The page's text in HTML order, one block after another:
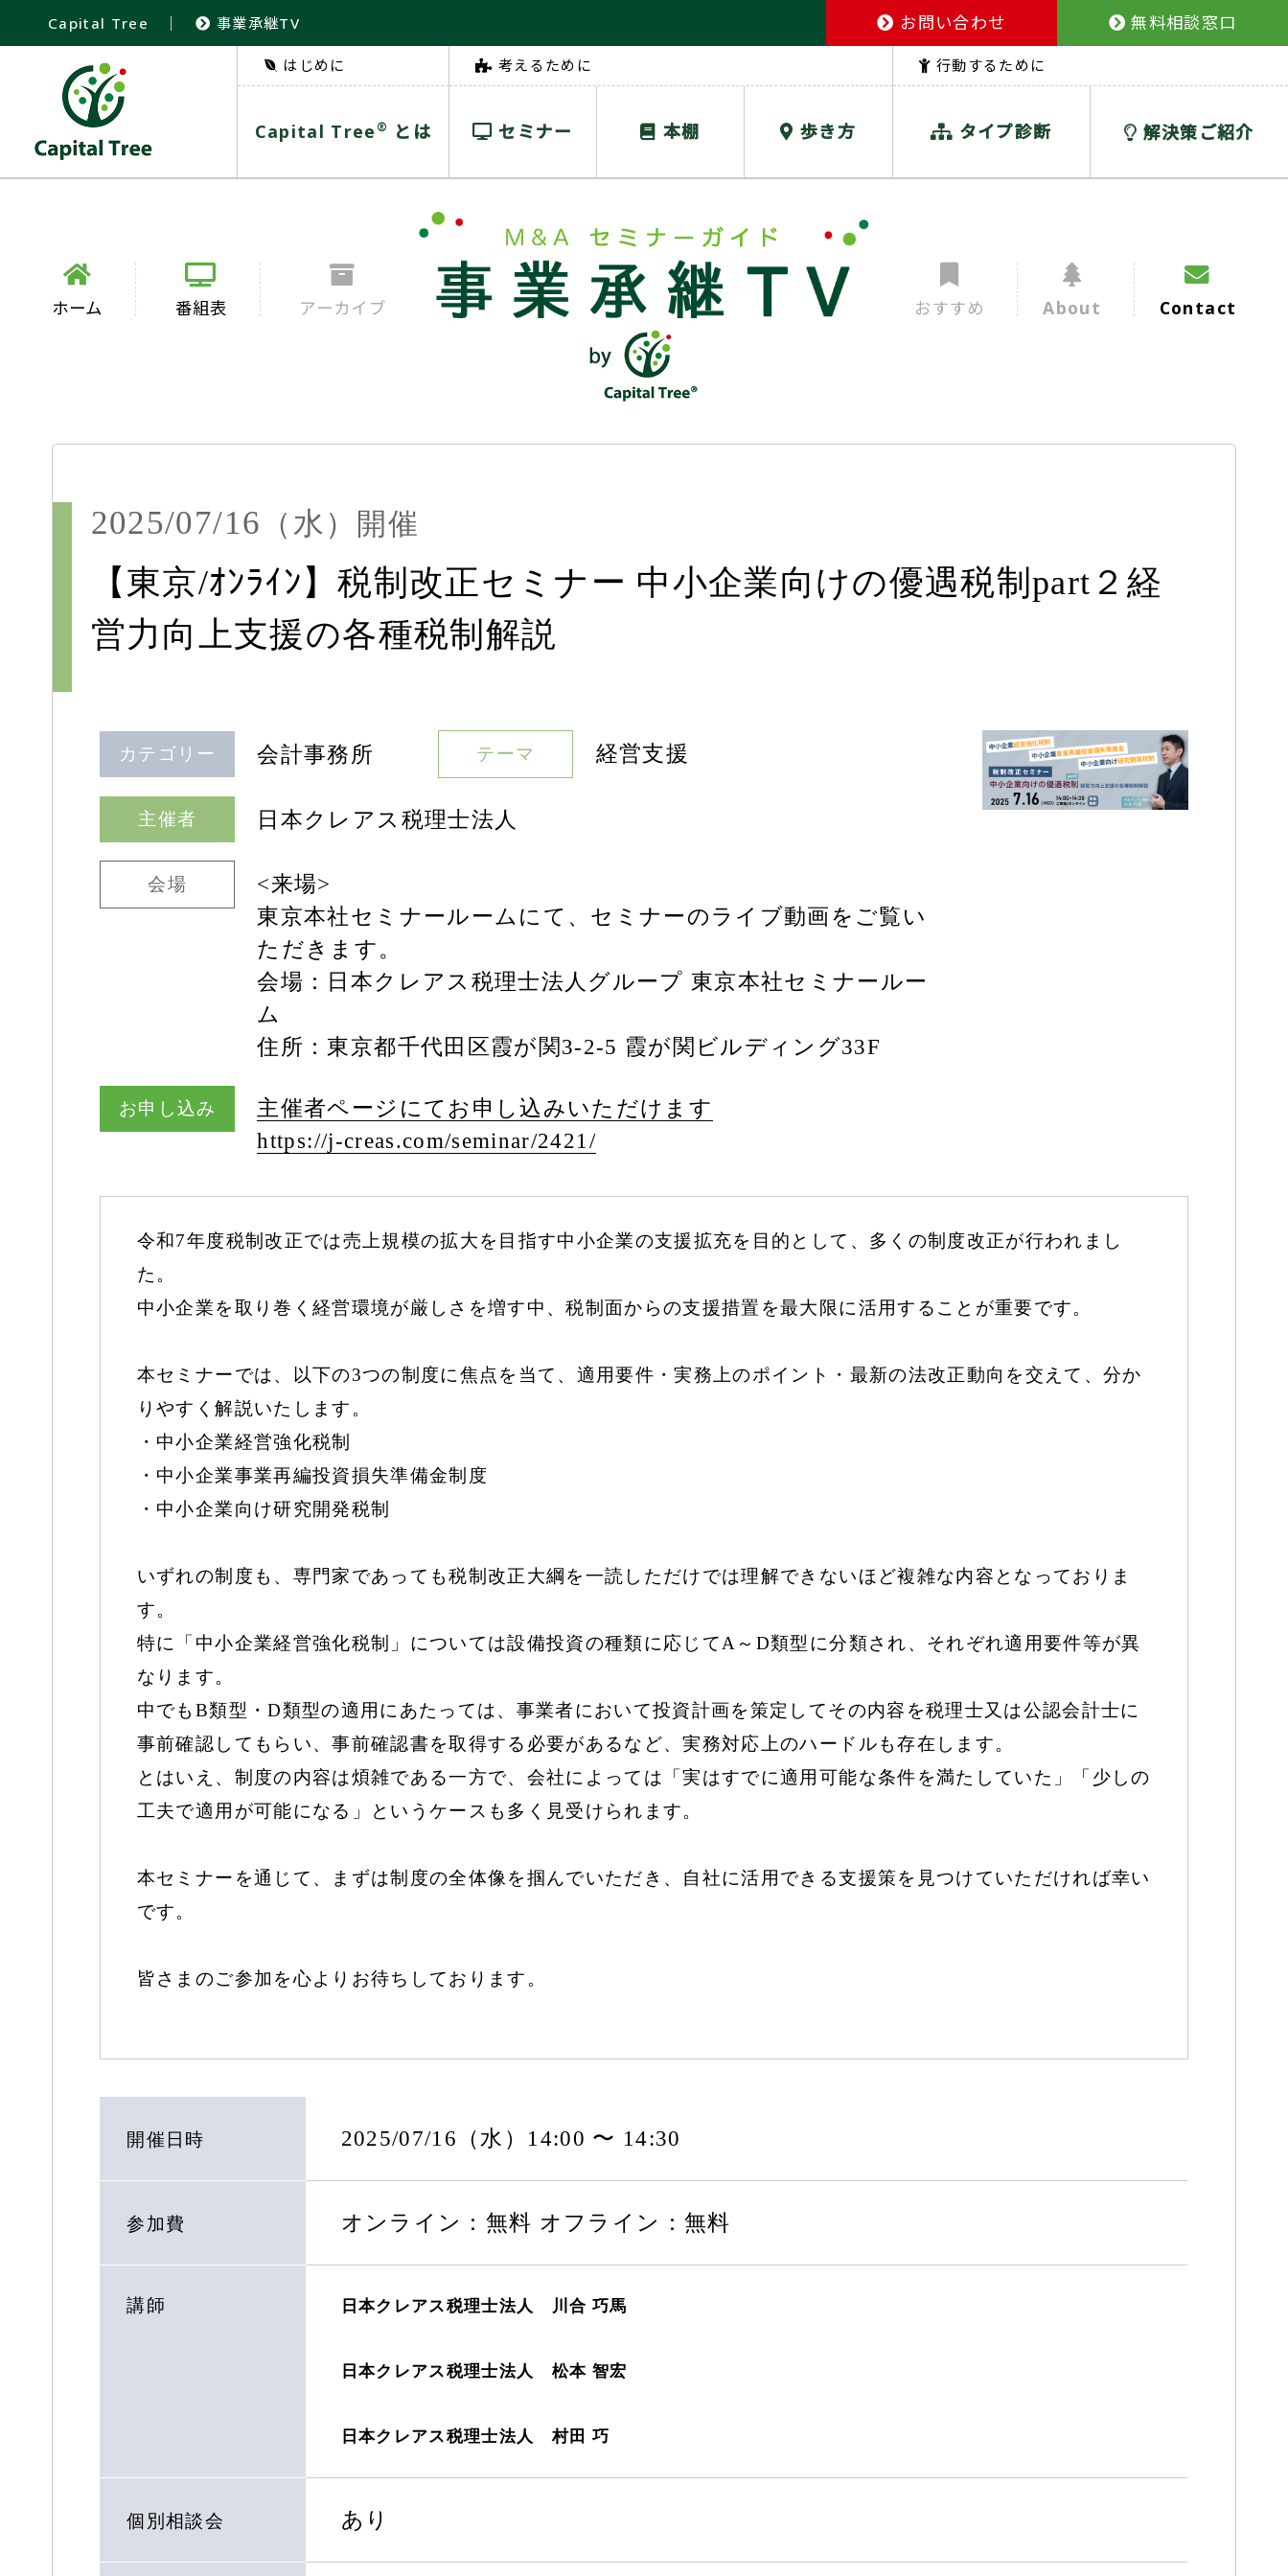
Capital Tree ｜ 事業承継TV お問い合わせ 無料相談窓口
はじめに
Capital Tree ® とは
考えるために
セミナー 本棚 歩き方
行動するために
タイプ診断 解決策ご紹介
ホーム 番組表 アーカイブ おすすめ About Contact
2025/07/16 （水） 開催
【東京/ｵﾝﾗｲﾝ】税制改正セミナー 中小企業向けの優遇税制part２経
営力向上支援の各種税制解説
カテゴリー 会計事務所 テーマ 経営支援
主催者 日本クレアス税理士法人
会場
<来場>
東京本社セミナールームにて、セミナーのライブ動画をご覧い
ただきます。
会場：日本クレアス税理士法人グループ 東京本社セミナールー
ム
住所：東京都千代田区霞が関3-2-5 霞が関ビルディング33F
お申し込み
主催者ページにてお申し込みいただけます
https://j-creas.com/seminar/2421/
令和7年度税制改正では売上規模の拡大を目指す中小企業の支援拡充を目的として、多くの制度改正が行われまし
た。
中小企業を取り巻く経営環境が厳しさを増す中、税制面からの支援措置を最大限に活用することが重要です。
本セミナーでは、以下の3つの制度に焦点を当て、適用要件・実務上のポイント・最新の法改正動向を交えて、分か
りやすく解説いたします。
・中小企業経営強化税制
・中小企業事業再編投資損失準備金制度
・中小企業向け研究開発税制
いずれの制度も、専門家であっても税制改正大綱を一読しただけでは理解できないほど複雑な内容となっておりま
す。
特に「中小企業経営強化税制」については設備投資の種類に応じてA～D類型に分類され、それぞれ適用要件等が異
なります。
中でもB類型・D類型の適用にあたっては、事業者において投資計画を策定してその内容を税理士又は公認会計士に
事前確認してもらい、事前確認書を取得する必要があるなど、実務対応上のハードルも存在します。
とはいえ、制度の内容は煩雑である一方で、会社によっては「実はすでに適用可能な条件を満たしていた」「少しの
工夫で適用が可能になる」というケースも多く見受けられます。
本セミナーを通じて、まずは制度の全体像を掴んでいただき、自社に活用できる支援策を見つけていただければ幸い
です。
皆さまのご参加を心よりお待ちしております。
開催日時 2025/07/16（水）14:00 〜 14:30
参加費 オンライン：無料 オフライン：無料
講師 日本クレアス税理士法人 川合 巧馬
日本クレアス税理士法人 松本 智宏
日本クレアス税理士法人 村田 巧
個別相談会 あり